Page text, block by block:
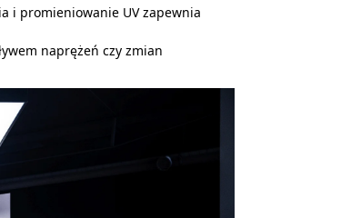
i promieniowanie UV zapewnia
naprężeń czy zmian